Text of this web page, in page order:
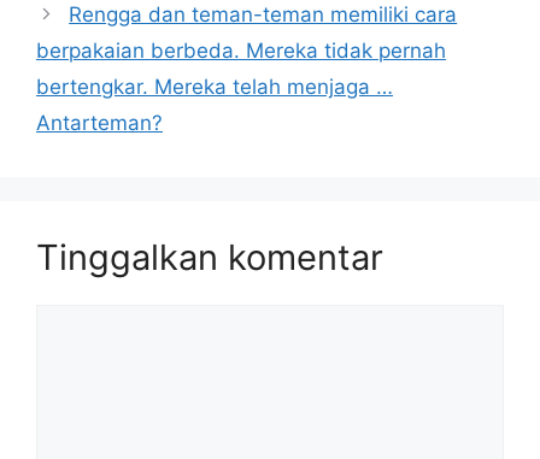
Rengga dan teman-teman memiliki cara
berpakaian berbeda. Mereka tidak pernah
bertengkar. Mereka telah menjaga …
Antarteman?
Tinggalkan komentar